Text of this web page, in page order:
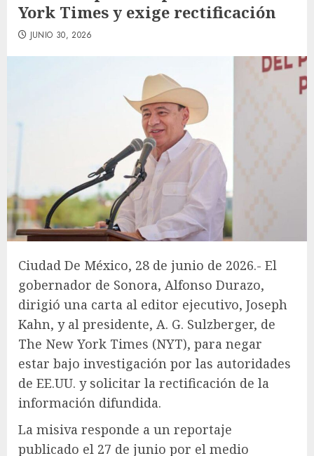
York Times y exige rectificación
JUNIO 30, 2026
Ciudad De México, 28 de junio de 2026.- El
gobernador de Sonora, Alfonso Durazo,
dirigió una carta al editor ejecutivo, Joseph
Kahn, y al presidente, A. G. Sulzberger, de
The New York Times (NYT), para negar
estar bajo investigación por las autoridades
de EE.UU. y solicitar la rectificación de la
información difundida.
La misiva responde a un reportaje
publicado el 27 de junio por el medio